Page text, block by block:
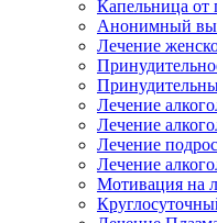
Капельница от
Анонимный
Лечение
Лечение
Лечение
Лечение
Лечение
Мотивация на